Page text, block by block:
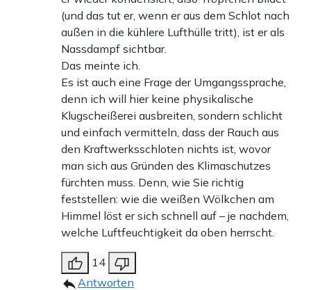
(und das tut er, wenn er aus dem Schlot nach
außen in die kühlere Lufthülle tritt), ist er als
Nassdampf sichtbar.
Das meinte ich.
Es ist auch eine Frage der Umgangssprache,
denn ich will hier keine physikalische
Klugscheißerei ausbreiten, sondern schlicht
und einfach vermitteln, dass der Rauch aus
den Kraftwerksschloten nichts ist, wovor
man sich aus Gründen des Klimaschutzes
fürchten muss. Denn, wie Sie richtig
feststellen: wie die weißen Wölkchen am
Himmel löst er sich schnell auf – je nachdem,
welche Luftfeuchtigkeit da oben herrscht.
14
Antworten